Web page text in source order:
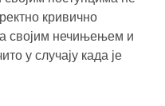
кривично
својим нечињењем и
у случају када је